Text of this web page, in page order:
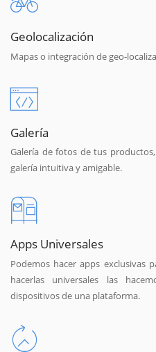
Geolocalización
Mapas o integración de geo-
Galería
Galería de fotos de tus
galería intuitiva y amigable.
Apps Universales
Podemos hacer apps exclusivas
hacerlas universales las
dispositivos de una plataforma.